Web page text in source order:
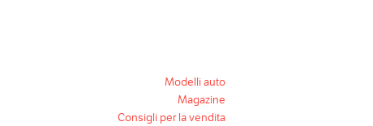
Modelli auto
Magazine
Consigli per la vendita